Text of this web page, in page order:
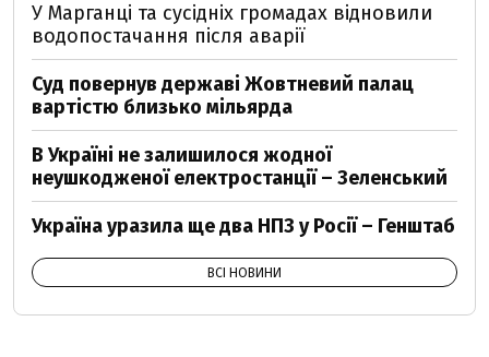
У Марганці та сусідніх громадах відновили
водопостачання після аварії
Суд повернув державі Жовтневий палац
вартістю близько мільярда
В Україні не залишилося жодної
неушкодженої електростанції – Зеленський
Україна уразила ще два НПЗ у Росії – Генштаб
ВСІ НОВИНИ